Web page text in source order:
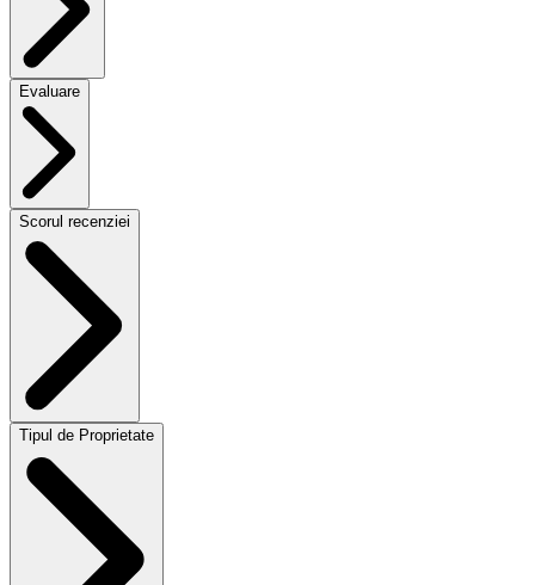
Evaluare
Scorul recenziei
Tipul de Proprietate